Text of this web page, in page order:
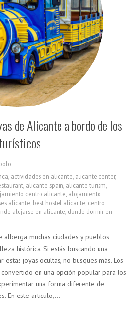
de Alicante a bordo de los
actividades en alicante alicante center,
alicante spain alicante turism
centro alicante alojamiento
alicante best hostel alicante centro
alojarse en alicante donde dormir en
alberga muchas ciudades y pueblos
histórica. Si estás buscando una
joyas ocultas, no busques más. Los
en una opción popular para los
una forma diferente de
En este artículo,…